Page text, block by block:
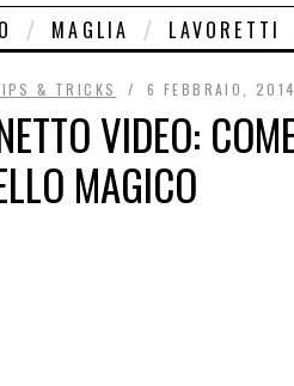
MAGLIA LAVORETTI
& TRICKS 6 FEBBRAIO, 2014
VIDEO:
MAGICO